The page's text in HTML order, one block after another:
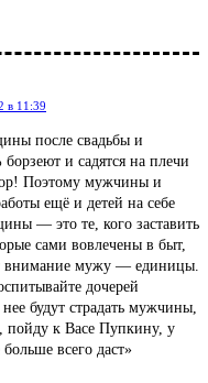
в 11:39
после свадьбы и
и садятся на плечи
Поэтому мужчины и
ещё и детей на себе
— это те, кого заставить
сами вовлечены в быт,
внимание мужу — единицы.
дочерей
будут страдать мужчины,
пойду к Васе Пупкину, у
всего даст»